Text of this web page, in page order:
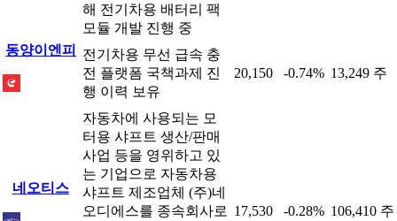
해 전기차용 배터리 팩
모듈 개발 진행 중
동양이엔피
전기차용 무선 급속 충
전 플랫폼 국책과제 진
행 이력 보유
20,150 -0.74% 13,249 주
네오티스
자동차에 사용되는 모
터용 샤프트 생산/판매
사업 등을 영위하고 있
는 기업으로 자동차용
샤프트 제조업체 (주)네
오디에스를 종속회사로 17,530 -0.28% 106,410 주